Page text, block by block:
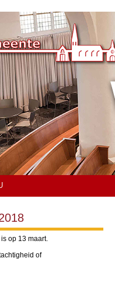
op 13 maart.
of